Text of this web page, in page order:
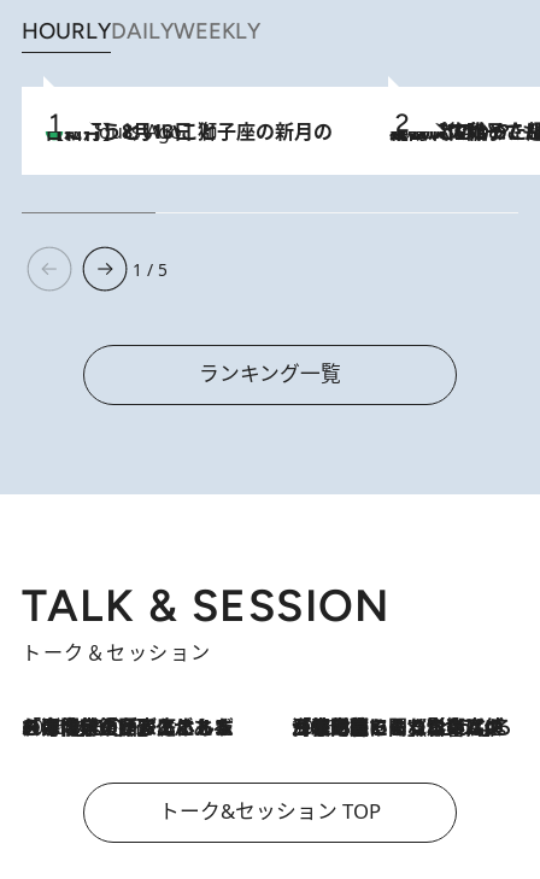
HOURLYDAILYWEEKLY
5 Hours Ago
【新月】8月13日 獅子座の新月の日に行うといいこと 2026.8.5
【阿川佐和子さんの年とる力】なぜ70代で始めた趣味は“こんなに楽しい”のか？ ピアノ、俳句…スランプに陥っても続けられる“ある秘訣”とは
1 / 5
ランキング一覧
TALK & SESSION
トーク＆セッション
2026.8.3
「今後値上げがあるとすれば…」「リスクがあるのは今年の冬」エネルギー専門家が語る、ホルムズ海峡封鎖が家庭にもたらす“ある心配” 2026.8.3
「住宅建てられない…」「サーチャージ料の高値が続いている」ホルムズ海峡封鎖による影響はいつまで続く？《エネルギー専門家に聞く“どうなる日本の暮らし”》
トーク&セッション TOP